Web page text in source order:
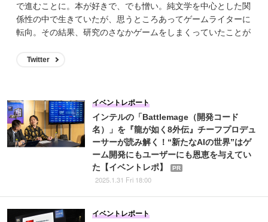
で進むことに。本が好きで、でも憎い。純文学を中心とした関
係性の中で生きていたが、思うところあってゲームライターに
転向。その結果、研究のさなかゲームをしまくっていたことが
ろしくお願いします。
Twitter
インテルの「Battlemage（開発コード
名）」を『龍が如く8外伝』チーフプロデュ
ーサーが読み解く！“新たなAIの世界”はゲ
ーム開発にもユーザーにも恩恵を与えてい
た【イベントレポ】
PR
イベントレポート
2025.1.31 Fri 18:00
イベントレポート